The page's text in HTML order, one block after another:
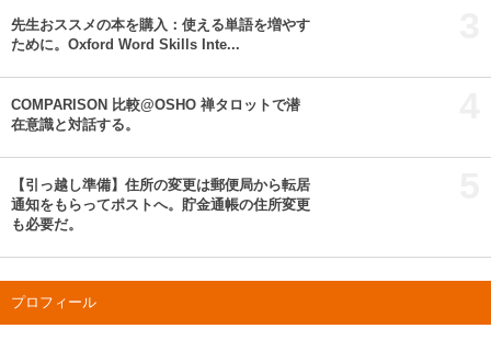
先生おススメの本を購入：使える単語を増やす
ために。Oxford Word Skills Inte...
COMPARISON 比較@OSHO 禅タロットで潜
在意識と対話する。
【引っ越し準備】住所の変更は郵便局から転居
通知をもらってポストへ。貯金通帳の住所変更
も必要だ。
プロフィール